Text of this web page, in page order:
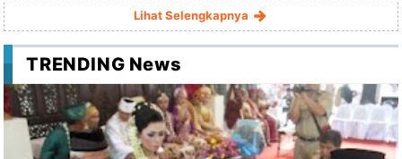
Lihat Selengkapnya
TRENDING News